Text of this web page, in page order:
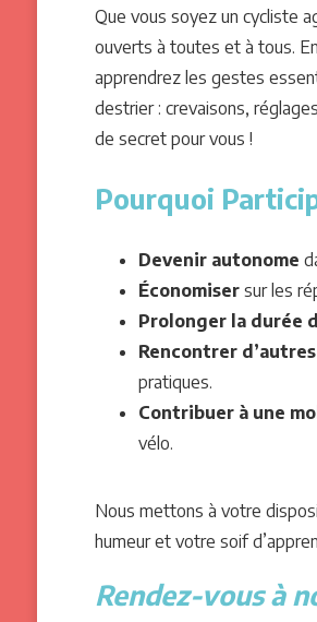
Que vous soyez un cycliste
ouverts à toutes et à tous.
apprendrez les gestes
destrier : crevaisons,
de secret pour vous !
Pourquoi
Devenir autonome
Économisersur les
Prolonger la durée
Rencontrer
pratiques.
Contribuer à une
vélo.
Nous mettons à votre
humeur et votre soif
Rendez-vous à